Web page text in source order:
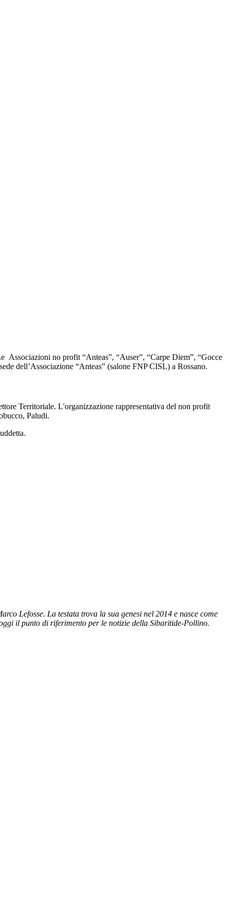
no profit “Anteas”, “Auser”, “Carpe Diem”, “Gocce
dell’Associazione “Anteas” (salone FNP CISL) a Rossano.
Territoriale. L'organizzazione rappresentativa del non profit
Paludi.
Lefosse. La testata trova la sua genesi nel 2014 e nasce come
il punto di riferimento per le notizie della Sibaritide-Pollino.